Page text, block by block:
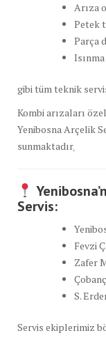
Arıza
Petek
Parça
gibi tüm teknik
Kombi arızaları
Yenibosna Arçelik
sunmaktadır.
Servis:
Fevzi
Zafer
S.
Servis ekiplerimiz